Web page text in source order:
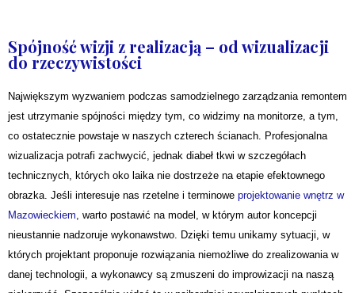
Spójność wizji z realizacją – od wizualizacji
do rzeczywistości
Największym wyzwaniem podczas samodzielnego zarządzania remontem
jest utrzymanie spójności między tym, co widzimy na monitorze, a tym,
co ostatecznie powstaje w naszych czterech ścianach. Profesjonalna
wizualizacja potrafi zachwycić, jednak diabeł tkwi w szczegółach
technicznych, których oko laika nie dostrzeże na etapie efektownego
obrazka. Jeśli interesuje nas rzetelne i terminowe projektowanie wnętrz w
Mazowieckiem, warto postawić na model, w którym autor koncepcji
nieustannie nadzoruje wykonawstwo. Dzięki temu unikamy sytuacji, w
których projektant proponuje rozwiązania niemożliwe do zrealizowania w
danej technologii, a wykonawcy są zmuszeni do improwizacji na naszą